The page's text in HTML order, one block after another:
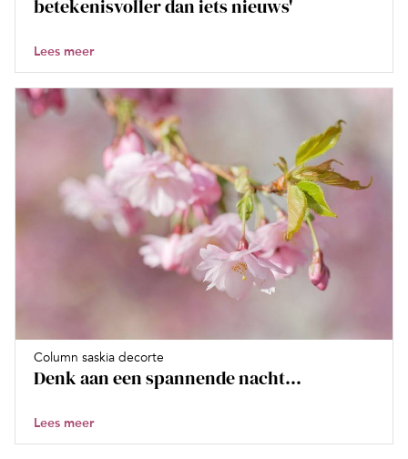
betekenisvoller dan iets nieuws'
Lees meer
Column saskia decorte
Denk aan een spannende nacht...
Lees meer